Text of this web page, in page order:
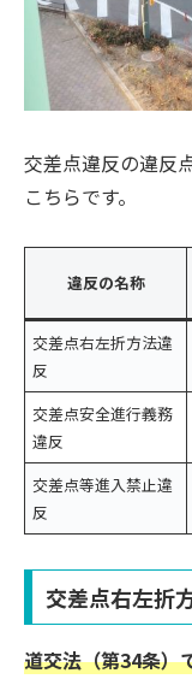
交差点違反の違反
こちらです。
違反の名称
交差点右左折方法違
反
交差点安全進行義務
違反
交差点等進入禁止違
反
交差点右左折
道交法（第34条）